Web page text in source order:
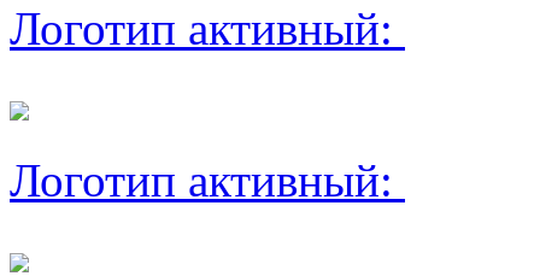
Логотип активный:
Логотип активный: